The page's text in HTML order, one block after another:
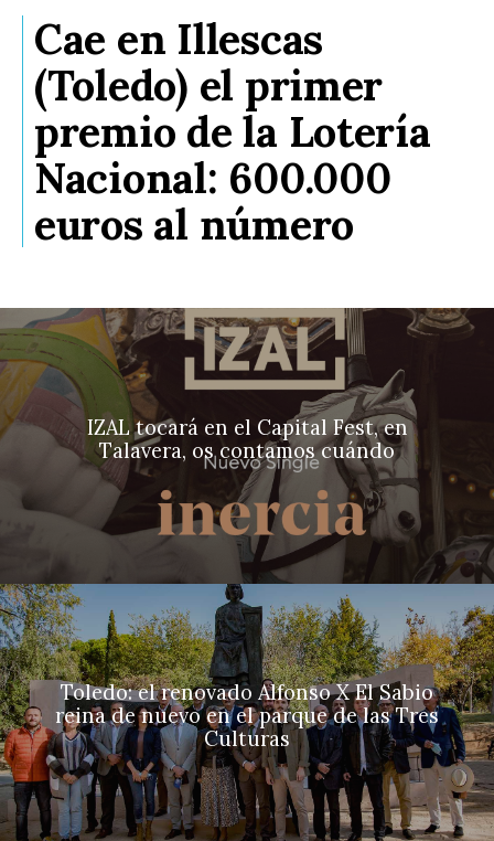
Cae en Illescas
(Toledo) el primer
premio de la Lotería
Nacional: 600.000
euros al número
IZAL tocará en el Capital Fest, en
Talavera, os contamos cuándo
Toledo: el renovado Alfonso X El Sabio
reina de nuevo en el parque de las Tres
Culturas